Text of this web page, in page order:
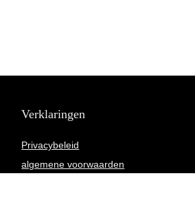
Verklaringen
Privacybeleid
algemene voorwaarden